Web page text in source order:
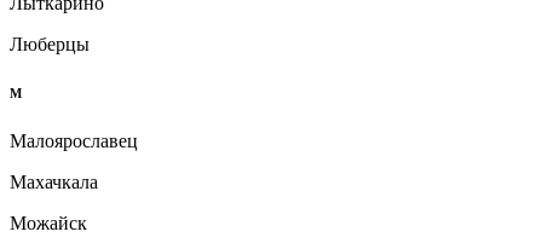
Люберцы
М
Малоярославец
Махачкала
Можайск